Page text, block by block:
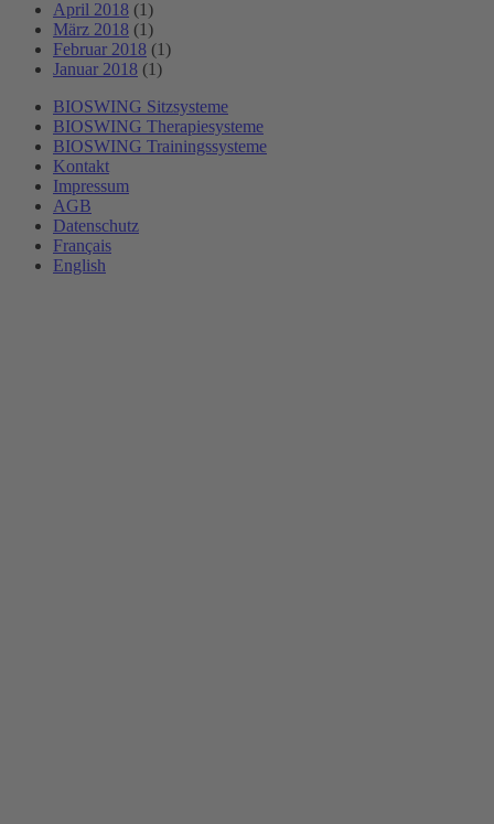
April 2018 (1)
März 2018 (1)
Februar 2018 (1)
Januar 2018 (1)
BIOSWING Sitzsysteme
BIOSWING Therapiesysteme
BIOSWING Trainingssysteme
Kontakt
Impressum
AGB
Datenschutz
Français
English